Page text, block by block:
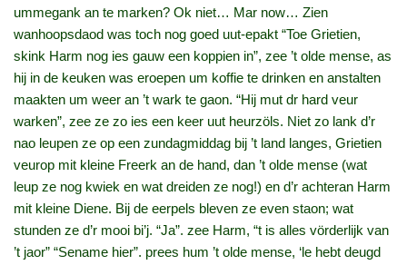
ummegank an te marken? Ok niet… Mar now… Zien
wanhoopsdaod was toch nog goed uut‑epakt “Toe Grietien,
skink Harm nog ies gauw een koppien in”, zee ’t olde mense, as
hij in de keuken was eroepen um koffie te drinken en anstalten
maakten um weer an ’t wark te gaon. “Hij mut dr hard veur
warken”, zee ze zo ies een keer uut heurzöls. Niet zo lank d’r
nao leupen ze op een zundagmiddag bij ’t land langes, Grietien
veurop mit kleine Freerk an de hand, dan ’t olde mense (wat
leup ze nog kwiek en wat dreiden ze nog!) en d’r achteran Harm
mit kleine Diene. Bij de eerpels bleven ze even staon; wat
stunden ze d’r mooi bi’j. “Ja”. zee Harm, “t is alles vörderlijk van
’t jaor” “Sename hier”. prees hum ’t olde mense, ‘le hebt deugd